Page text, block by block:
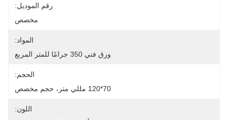
رقم الموديل:
مخصص
المواد:
ورق فني 350 جرامًا للمتر المربع
الحجم:
70*120 مللي متر، حجم مخصص
اللون: